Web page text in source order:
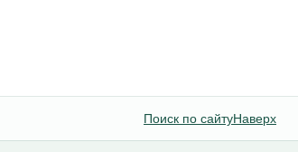
Поиск по сайтуНаверх